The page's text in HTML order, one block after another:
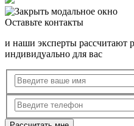
Оставьте контакты
и наши эксперты рассчитают
индивидуально для вас